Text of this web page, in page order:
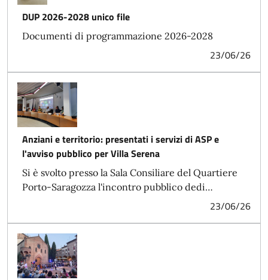
DUP 2026-2028 unico file
Documenti di programmazione 2026-2028
23/06/26
Anziani e territorio: presentati i servizi di ASP e
l'avviso pubblico per Villa Serena
Si è svolto presso la Sala Consiliare del Quartiere
Porto-Saragozza l'incontro pubblico dedi…
23/06/26